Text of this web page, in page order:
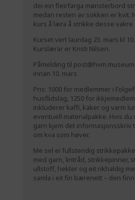
dei ein fleirfarga mønsterbord
medan resten av sokken er kvit.
kurs å læra å strikke desse vakre
Kurset vert laurdag 23. mars kl
Kurslærar er Kristi Nilsen.
Påmelding til
innan 10. mars
Pris: 1000 for medlemmer i
husflidslag, 1250 for
inkluderer kaffi, kaker og varm
eventuell materialpakke. Hvis du
garn kjem det informasjonsskriv
om kva som høver.
Me sel ei fullstendig
med garn, lintråd, strikkepinner,
ullstoff, hekter og eit rikhaldig
samla i eit fin bærenett – den